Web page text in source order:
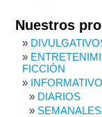
Nuestros
FICCIÓN
DIARIOS
SEMANALES